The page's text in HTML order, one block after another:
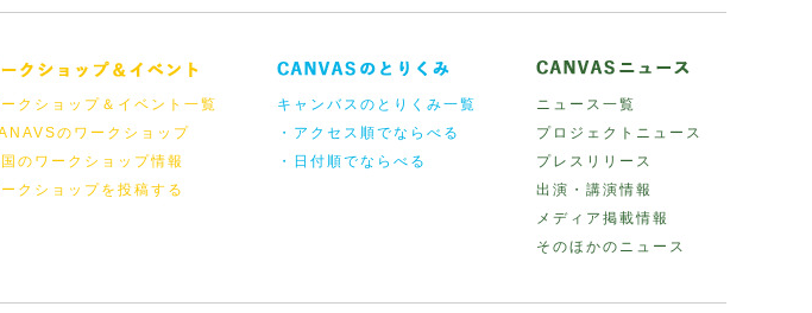
クショップ＆イベント一覧
のワークショップ
のワークショップ情報
クショップを投稿する
キャンバスのとりくみ一覧
・アクセス順でならべる
・日付順でならべる
ニュース一覧
プロジェクトニュース
プレスリリース
出演・講演情報
メディア掲載情報
そのほかのニュース